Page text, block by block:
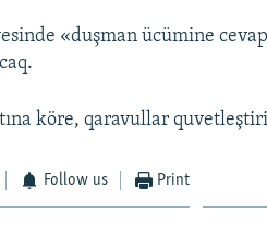
«duşman ücümine
köre, qaravullar
Follow us Print